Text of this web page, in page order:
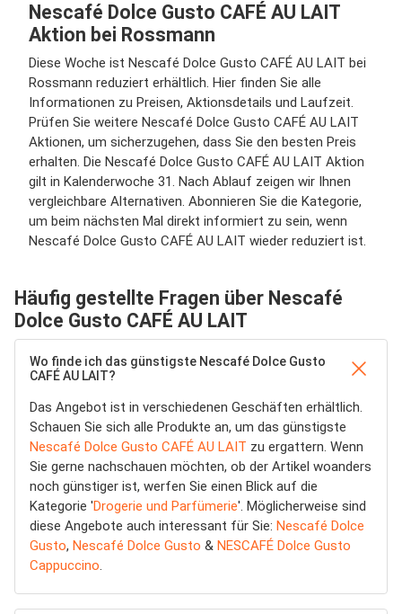
Nescafé Dolce Gusto CAFÉ AU LAIT
Aktion bei Rossmann
Diese Woche ist Nescafé Dolce Gusto CAFÉ AU LAIT bei
Rossmann reduziert erhältlich. Hier finden Sie alle
Informationen zu Preisen, Aktionsdetails und Laufzeit.
Prüfen Sie weitere Nescafé Dolce Gusto CAFÉ AU LAIT
Aktionen, um sicherzugehen, dass Sie den besten Preis
erhalten. Die Nescafé Dolce Gusto CAFÉ AU LAIT Aktion
gilt in Kalenderwoche 31. Nach Ablauf zeigen wir Ihnen
vergleichbare Alternativen. Abonnieren Sie die Kategorie,
um beim nächsten Mal direkt informiert zu sein, wenn
Nescafé Dolce Gusto CAFÉ AU LAIT wieder reduziert ist.
Häufig gestellte Fragen über Nescafé
Dolce Gusto CAFÉ AU LAIT
Wo finde ich das günstigste Nescafé Dolce Gusto
CAFÉ AU LAIT?
Das Angebot ist in verschiedenen Geschäften erhältlich.
Schauen Sie sich alle Produkte an, um das günstigste
Nescafé Dolce Gusto CAFÉ AU LAIT zu ergattern. Wenn
Sie gerne nachschauen möchten, ob der Artikel woanders
noch günstiger ist, werfen Sie einen Blick auf die
Kategorie 'Drogerie und Parfümerie'. Möglicherweise sind
diese Angebote auch interessant für Sie: Nescafé Dolce
Gusto, Nescafé Dolce Gusto & NESCAFÉ Dolce Gusto
Cappuccino.